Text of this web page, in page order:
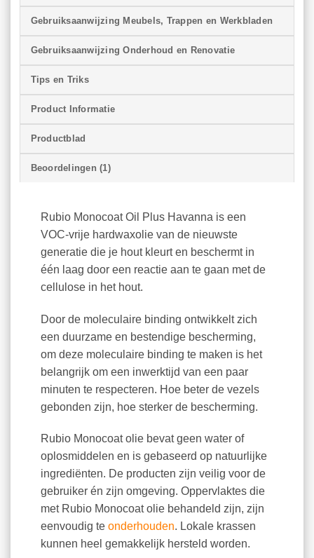
Gebruiksaanwijzing Meubels, Trappen en Werkbladen
Gebruiksaanwijzing Onderhoud en Renovatie
Tips en Triks
Product Informatie
Productblad
Beoordelingen (1)
Rubio Monocoat Oil Plus Havanna is een
VOC-vrije hardwaxolie van de nieuwste
generatie die je hout kleurt en beschermt in
één laag door een reactie aan te gaan met de
cellulose in het hout.
Door de moleculaire binding ontwikkelt zich
een duurzame en bestendige bescherming,
om deze moleculaire binding te maken is het
belangrijk om een inwerktijd van een paar
minuten te respecteren. Hoe beter de vezels
gebonden zijn, hoe sterker de bescherming.
Rubio Monocoat olie bevat geen water of
oplosmiddelen en is gebaseerd op natuurlijke
ingrediënten. De producten zijn veilig voor de
gebruiker én zijn omgeving. Oppervlaktes die
met Rubio Monocoat olie behandeld zijn, zijn
eenvoudig te onderhouden. Lokale krassen
kunnen heel gemakkelijk hersteld worden.